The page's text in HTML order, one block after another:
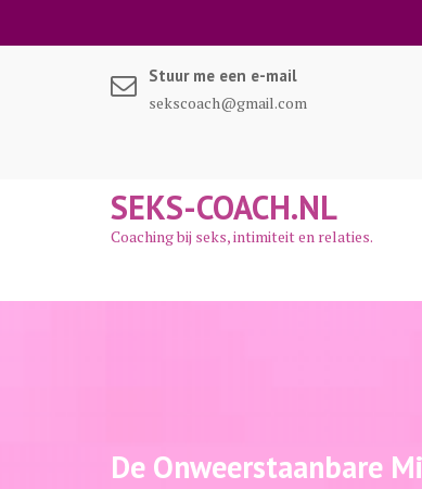
Stuur me een e-mail
sekscoach@gmail.com
SEKS-COACH.NL
Coaching bij seks, intimiteit en relaties.
De Onweerstaanbare